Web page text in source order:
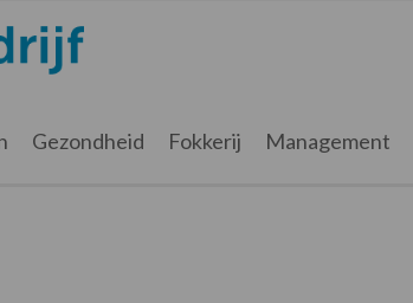
Gezondheid Fokkerij Management